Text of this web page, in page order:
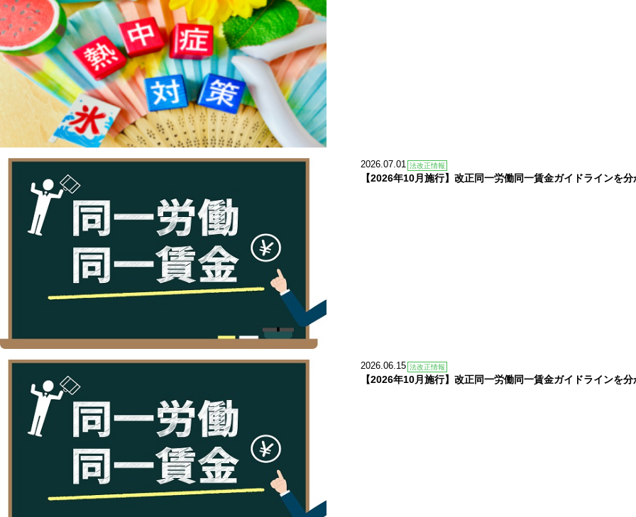
2026.07.01 法改正情報
【2026年10月施行】改正同一労働同一賃金ガイドラインを分
2026.06.15 法改正情報
【2026年10月施行】改正同一労働同一賃金ガイドラインを分